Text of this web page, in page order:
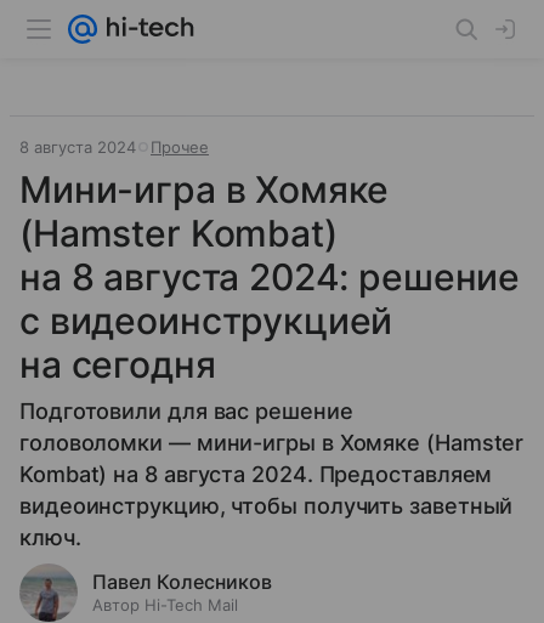
8 августа 2024 Прочее
Мини-игра в Хомяке
(Hamster Kombat)
на 8 августа 2024: решение
с видеоинструкцией
на сегодня
Подготовили для вас решение
головоломки — мини-игры в Хомяке (Hamster
Kombat) на 8 августа 2024. Предоставляем
видеоинструкцию, чтобы получить заветный
ключ.
Павел Колесников
Автор Hi-Tech Mail